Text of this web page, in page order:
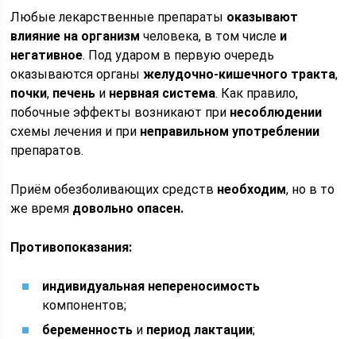
Любые лекарственные препараты оказывают
влияние на организм человека, в том числе и
негативное. Под ударом в первую очередь
оказываются органыжелудочно-кишечного тракта,
почки, печень и нервная система. Как правило,
побочные эффекты возникают при несоблюдении
схемы лечения и при неправильном употреблении
препаратов.
Приём обезболивающих средств необходим, но в то
же время довольно опасен.
Противопоказания:
индивидуальная непереносимость
компонентов;
беременность и период лактации;